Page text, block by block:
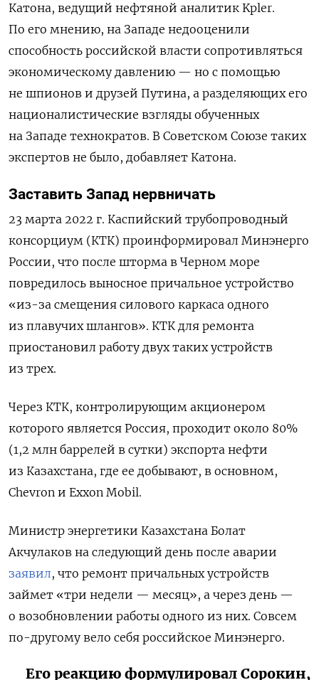
Катона, ведущий нефтяной аналитик Kpler.
По его мнению, на Западе недооценили
способность российской власти сопротивляться
экономическому давлению — но с помощью
не шпионов и друзей Путина, а разделяющих его
националистические взгляды обученных
на Западе технократов. В Советском Союзе таких
экспертов не было, добавляет Катона.
Заставить Запад нервничать
23 марта 2022 г. Каспийский трубопроводный
консорциум (КТК) проинформировал Минэнерго
России, что после шторма в Черном море
повредилось выносное причальное устройство
«из-за смещения силового каркаса одного
из плавучих шлангов». КТК для ремонта
приостановил работу двух таких устройств
из трех.
Через КТК, контролирующим акционером
которого является Россия, проходит около 80%
(1,2 млн баррелей в сутки) экспорта нефти
из Казахстана, где ее добывают, в основном,
Chevron и Exxon Mobil.
Министр энергетики Казахстана Болат
Акчулаков на следующий день после аварии
заявил, что ремонт причальных устройств
займет «три недели — месяц», а через день —
о возобновлении работы одного из них. Совсем
по-другому вело себя российское Минэнерго.
Его реакцию формулировал Сорокин,